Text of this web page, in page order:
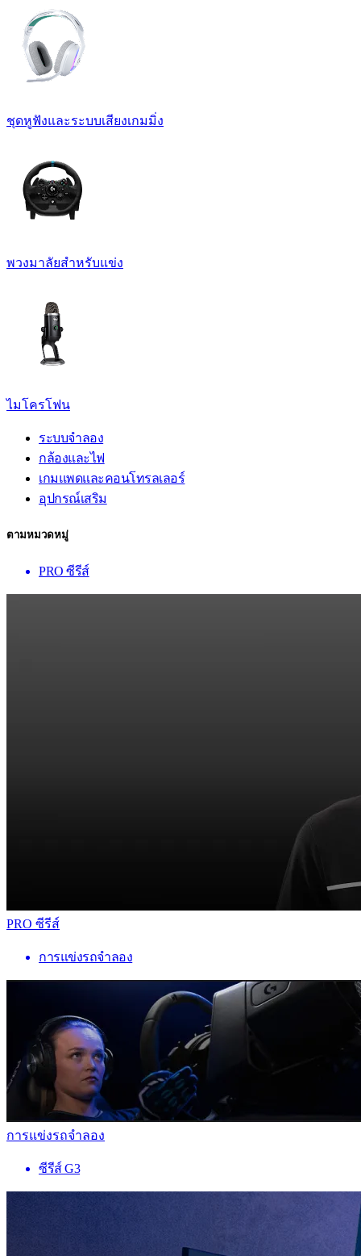
ชุดหูฟังและระบบเสียงเกมมิ่ง
พวงมาลัยสำหรับแข่ง
ไมโครโฟน
ระบบจำลอง
กล้องและไฟ
เกมแพดและคอนโทรลเลอร์
อุปกรณ์เสริม
ตามหมวดหมู่
PRO ซีรีส์
PRO ซีรีส์
การแข่งรถจำลอง
การแข่งรถจำลอง
ซีรีส์ G3